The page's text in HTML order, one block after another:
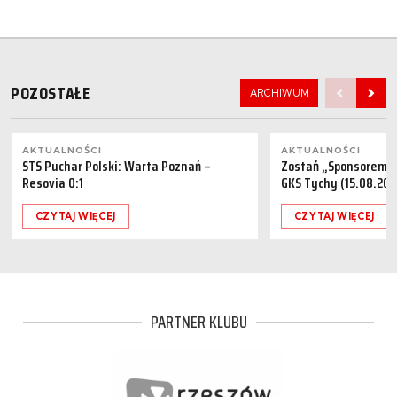
POZOSTAŁE ARCHIWUM
AKTUALNOŚCI
STS Puchar Polski: Warta Poznań –
Resovia 0:1
CZYTAJ WIĘCEJ
AKTUALNOŚCI
Zostań „Sponsorem
GKS Tychy
CZYTAJ WIĘCEJ
PARTNER KLUBU